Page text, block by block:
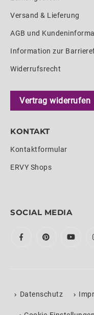
Versand & Lieferung
AGB und
Information zur
Widerrufsrecht
Vertrag widerrufen
KONTAKT
Kontaktformular
ERVY Shops
SOCIAL MEDIA
Datenschutz